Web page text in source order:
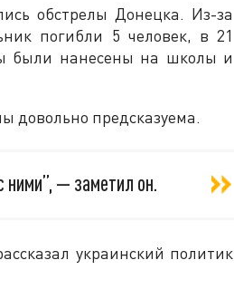
обстрелы Донецка. Из-за
погибли 5 человек, в 21
были нанесены на школы и
довольно предсказуема.
ними”, — заметил он.
украинский политик